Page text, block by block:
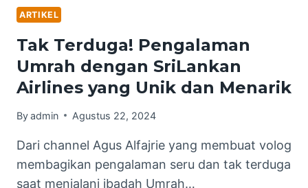
ARTIKEL
Tak Terduga! Pengalaman
Umrah dengan SriLankan
Airlines yang Unik dan Menarik
Byadmin Agustus 22, 2024
Dari channel Agus Alfajrie yang membuat volog
membagikan pengalaman seru dan tak terduga
saat menjalani ibadah Umrah…